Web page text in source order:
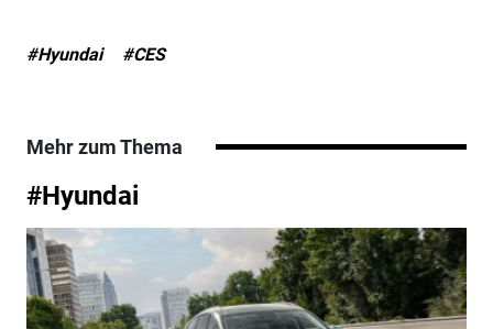
#Hyundai #CES
Mehr zum Thema
#Hyundai